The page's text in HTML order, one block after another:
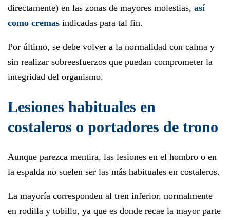
directamente) en las zonas de mayores molestias, así
como cremas indicadas para tal fin.
Por último, se debe volver a la normalidad con calma y
sin realizar sobreesfuerzos que puedan comprometer la
integridad del organismo.
Lesiones habituales en
costaleros o portadores de trono
Aunque parezca mentira, las lesiones en el hombro o en
la espalda no suelen ser las más habituales en costaleros.
La mayoría corresponden al tren inferior, normalmente
en rodilla y tobillo, ya que es donde recae la mayor parte